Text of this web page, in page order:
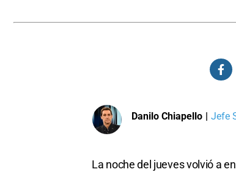
Danilo Chiapello | Jefe
La noche del jueves volvió a